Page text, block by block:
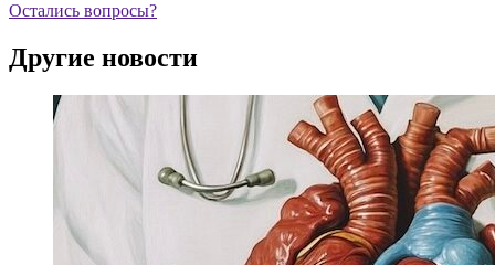
Остались вопросы?
Другие новости